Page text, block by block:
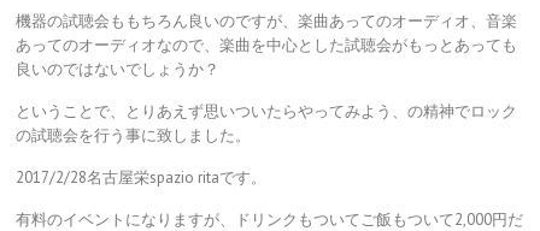
機器の試聴会ももちろん良いのですが、楽曲あってのオーディオ、音楽
あってのオーディオなので、楽曲を中心とした試聴会がもっとあっても
良いのではないでしょうか？
ということで、とりあえず思いついたらやってみよう、の精神でロック
の試聴会を行う事に致しました。
2017/2/28名古屋栄spazio ritaです。
有料のイベントになりますが、ドリンクもついてご飯もついて2,000円だ